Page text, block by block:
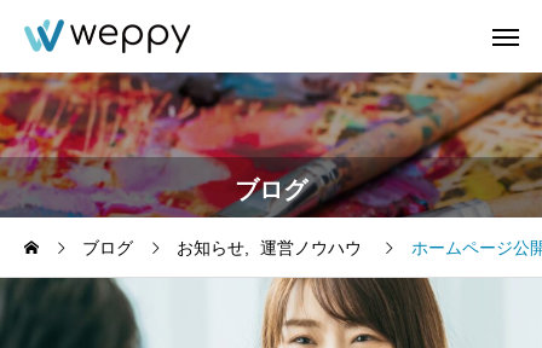
ブログ
ブログ お知らせ 運営ノウハウ ホームページ公